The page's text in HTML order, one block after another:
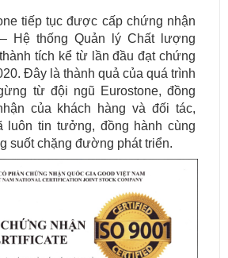
tiếp tục được cấp chứng nhận
– Hệ thống Quản lý Chất lượng
tích kể từ lần đầu đạt chứng
Đây là thành quả của quá trình
từ đội ngũ Eurostone, đồng
của khách hàng và đối tác,
luôn tin tưởng, đồng hành cùng
suốt chặng đường phát triển.